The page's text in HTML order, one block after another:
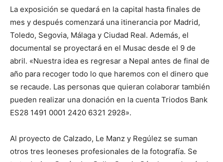
La exposición se quedará en la capital hasta finales de
mes y después comenzará una itinerancia por Madrid,
Toledo, Segovia, Málaga y Ciudad Real. Además, el
documental se proyectará en el Musac desde el 9 de
abril. «Nuestra idea es regresar a Nepal antes de final de
año para recoger todo lo que haremos con el dinero que
se recaude. Las personas que quieran colaborar también
pueden realizar una donación en la cuenta Triodos Bank
ES28 1491 0001 2420 6321 2928».
Al proyecto de Calzado, Le Manz y Regúlez se suman
otros tres leoneses profesionales de la fotografía. Se